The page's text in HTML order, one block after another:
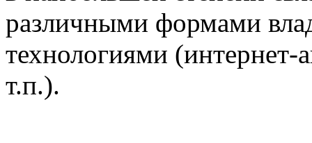
различными формами
технологиями (интернет-
т.п.).